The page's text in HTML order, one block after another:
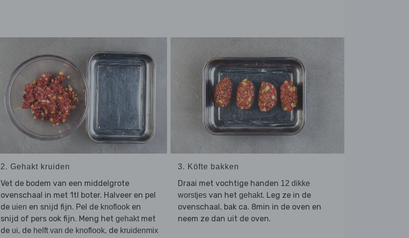
2. Gehakt kruiden
Vet de bodem van een middelgrote
ovenschaal in met 1tl boter. Halveer en pel
de uien en snijd fijn. Pel de knoflooken
snijd of pers ook fijn. Meng het gehaktmet
de ui, de helft van de knoflook, de kruidenmix
3. Köfte bakken
Draai met vochtige handen 12 dikke
worstjes van het gehakt. Leg ze in de
ovenschaal, bak ca. 8min in de oven en
neem ze dan uit de oven.